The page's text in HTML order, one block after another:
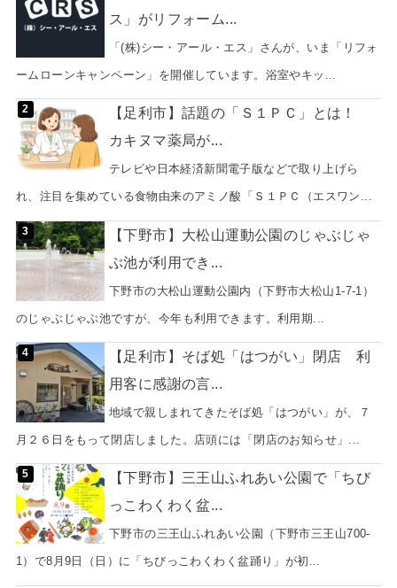
ス」がリフォーム...
「(株)シー・アール・エス」さんが、いま「リフォ
ームローンキャンペーン」を開催しています。浴室やキッ...
【足利市】話題の「Ｓ１ＰＣ」とは！
カキヌマ薬局が...
テレビや日本経済新聞電子版などで取り上げら
れ、注目を集めている食物由来のアミノ酸「Ｓ１ＰＣ（エスワン...
【下野市】大松山運動公園のじゃぶじゃ
ぶ池が利用でき...
下野市の大松山運動公園内（下野市大松山1-7-1）
のじゃぶじゃぶ池ですが、今年も利用できます。利用期...
【足利市】そば処「はつがい」閉店 利
用客に感謝の言...
地域で親しまれてきたそば処「はつがい」が、７
月２６日をもって閉店しました。店頭には「閉店のお知らせ」...
【下野市】三王山ふれあい公園で「ちび
っこわくわく盆...
下野市の三王山ふれあい公園（下野市三王山700-
1）で8月9日（日）に「ちびっこわくわく盆踊り」が初...